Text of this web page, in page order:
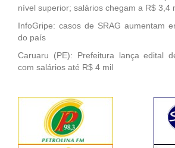
nível superior; salários chegam a R$ 3,4
InfoGripe: casos de SRAG aumentam
do país
Caruaru (PE): Prefeitura lança edital
com salários até R$ 4 mil